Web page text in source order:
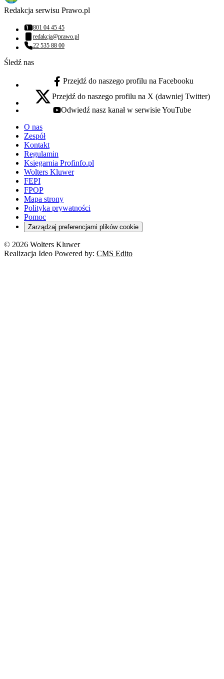
Redakcja serwisu Prawo.pl
Numer telefonu:
801 04 45 45
Adres email:
redakcja@prawo.pl
Numer telefonu:
22 535 88 00
Śledź nas
facebook - otwiera się w nowej karcie
Przejdź do naszego profilu na Facebooku
x - otwiera się w nowej karcie
Przejdź do naszego profilu na X (dawniej Twitter)
youtube - otwiera się w nowej karcie
Odwiedź nasz kanał w serwisie YouTube
O nas
Zespół
Kontakt
Regulamin
Księgarnia Profinfo.pl
Wolters Kluwer
FEPI
FPOP
Mapa strony
Polityka prywatności
Pomoc
Zarządzaj preferencjami plików cookie
© 2026 Wolters Kluwer
Realizacja Ideo Powered by: CMS Edito